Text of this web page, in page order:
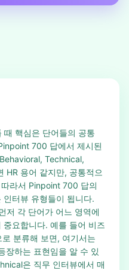
핵심은 단어들의 공통
700 답에서 제시된
Technical,
HR 용어 같지만, 공통적으
따라서 Pinpoint 700 답의
터뷰 유형들이 됩니다.
저 각 단어가 어느 영역에
요합니다. 예를 들어 비즈
분류해 보면, 여기서는
장하는 표현임을 알 수 있
은 직무 인터뷰에서 매